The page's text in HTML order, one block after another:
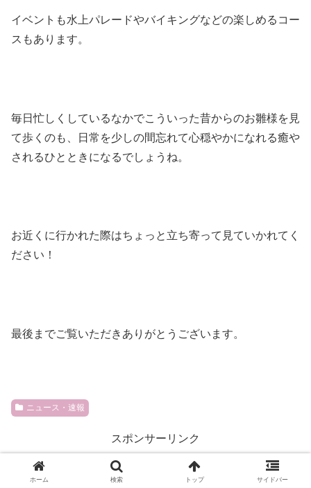
イベントも水上パレードやバイキングなどの楽しめるコー
スもあります。
毎日忙しくしているなかでこういった昔からのお雛様を見
て歩くのも、日常を少しの間忘れて心穏やかになれる癒や
されるひとときになるでしょうね。
お近くに行かれた際はちょっと立ち寄って見ていかれてく
ださい！
最後までご覧いただきありがとうございます。
ニュース・速報
スポンサーリンク
ホーム 検索 トップ サイドバー